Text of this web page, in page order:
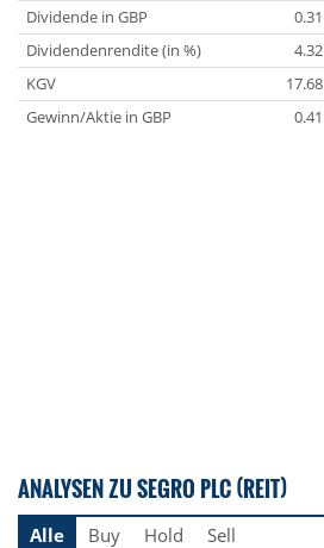
Dividende in GBP
0.31
Dividendenrendite (in %)
4.32
KGV
17.68
Gewinn/Aktie in GBP
0.41
ANALYSEN ZU SEGRO PLC (REIT)
Alle Buy Hold Sell